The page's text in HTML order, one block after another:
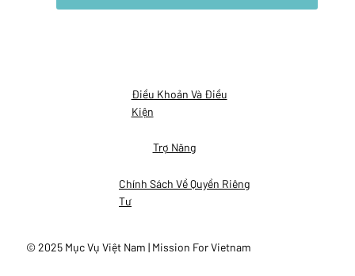
Điều Khoản Và Điều
Kiện
Trợ Năng
Chính Sách Về Quyền Riêng
Tư
© 2025 Mục Vụ Việt Nam | Mission For Vietnam